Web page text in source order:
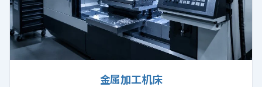
金属加工机床